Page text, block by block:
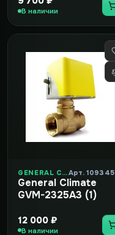
В наличии
GENERAL CLIMATEАрт. 109345
General Climate
GVM-2325A3 (1)
12 000 ₽
В наличии